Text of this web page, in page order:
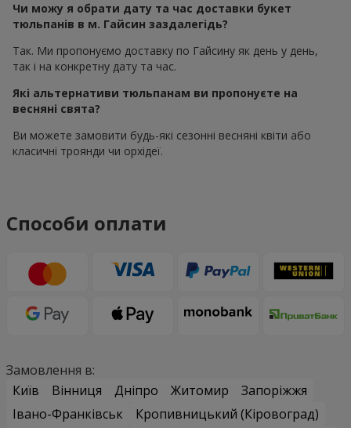
Чи можу я обрати дату та час доставки букет
тюльпанів в м. Гайсин заздалегідь?
Так. Ми пропонуємо доставку по Гайсину як день у день,
так і на конкретну дату та час.
Які альтернативи тюльпанам ви пропонуєте на
весняні свята?
Ви можете замовити будь-які сезонні весняні квіти або
класичні троянди чи орхідеї.
Способи оплати
Замовлення в:
Київ
Вінниця Дніпро Житомир
Запоріжжя
Івано-Франківськ
Кропивницький (Кіровоград)